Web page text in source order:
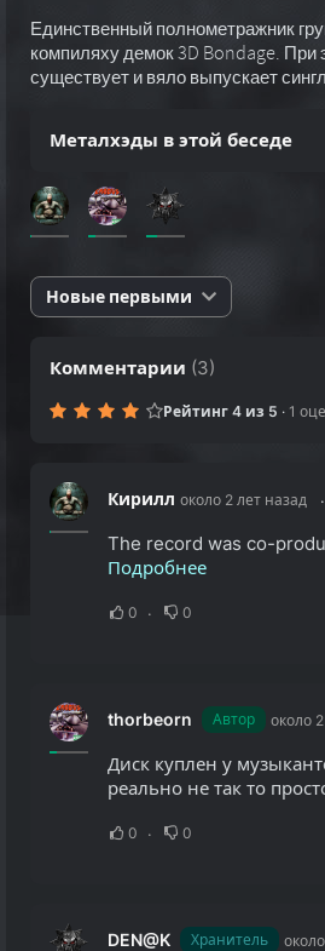
Единственный полнометражник
компиляху демок 3D Bondage. При
существует и вяло выпускает
Металхэды в этой беседе
Новые первыми
Комментарии (3)
Рейтинг 4 из 5 · 1
Кирилл около 2 лет назад
Подробнее
0 0
thorbeorn Автор около
Диск куплен у
реально не так то
0 0
DEN@K Хранитель